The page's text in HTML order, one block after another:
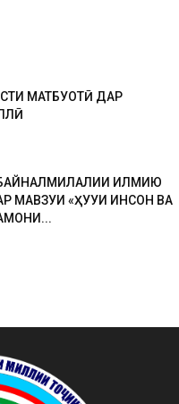
МАТБУОТӢ ДАР
ИЛМИЮ
МАВЗУИ «ҲУҚУҚИ ИНСОН ВА